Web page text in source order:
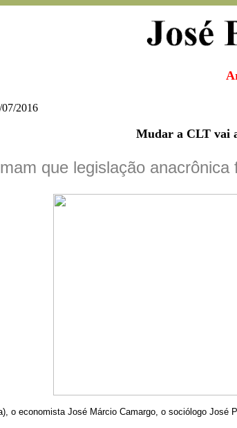
2016
Mudar a CLT vai
que legislação
o economista José Márcio Camargo, o sociólogo